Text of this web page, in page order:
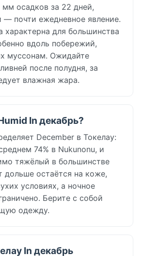
мм осадков за 22 дней,
— почти ежедневное явление.
характерна для большинства
вдоль побережий,
муссонам. Ожидайте
после полудня, за
влажная жара.
In декабрь?
December в Токелау:
74% в Nukunonu, и
тяжёлый в большинстве
дольше остаётся на коже,
условиях, а ночное
Берите с собой
одежду.
In декабрь